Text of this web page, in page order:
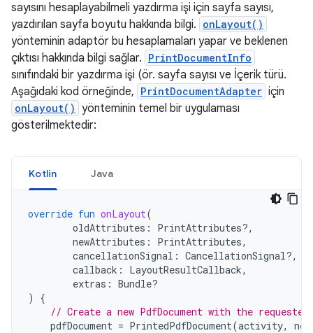
sayısını hesaplayabilmeli yazdırma işi için sayfa sayısı,
yazdırılan sayfa boyutu hakkında bilgi. onLayout()
yönteminin adaptör bu hesaplamaları yapar ve beklenen
çıktısı hakkında bilgi sağlar. PrintDocumentInfo
sınıfındaki bir yazdırma işi (ör. sayfa sayısı ve İçerik türü.
Aşağıdaki kod örneğinde, PrintDocumentAdapter için
onLayout() yönteminin temel bir uygulaması
gösterilmektedir:
Kotlin Java
override fun onLayout(
oldAttributes :
PrintAttributes?,
newAttributes : PrintAttributes,
cancellationSignal : CancellationSignal?,
callback : LayoutResultCallback,
extras : Bundle?
)
{
// Create a new PdfDocument with the
pdfDocument = PrintedPdfDocument(activity,